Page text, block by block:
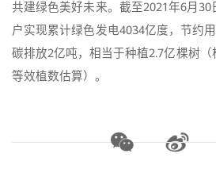
共建绿色美好未来。截至2021年6月
户实现累计绿色发电4034亿度，节约
碳排放2亿吨，相当于种植2.7亿棵树
等效植数估算）。